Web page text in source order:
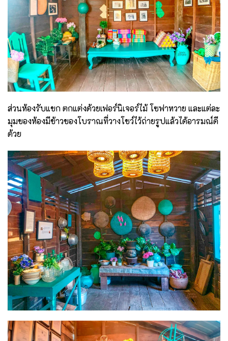
ส่วนห้องรับแขก ตกแต่งด้วยเฟอร์นิเจอร์ไม้ โซฟาหวาย และแต่ละ
มุมของห้องมีข้าวของโบราณที่วางโชว์ไว้ถ่ายรูปแล้วได้อารมณ์ดี
ด้วย